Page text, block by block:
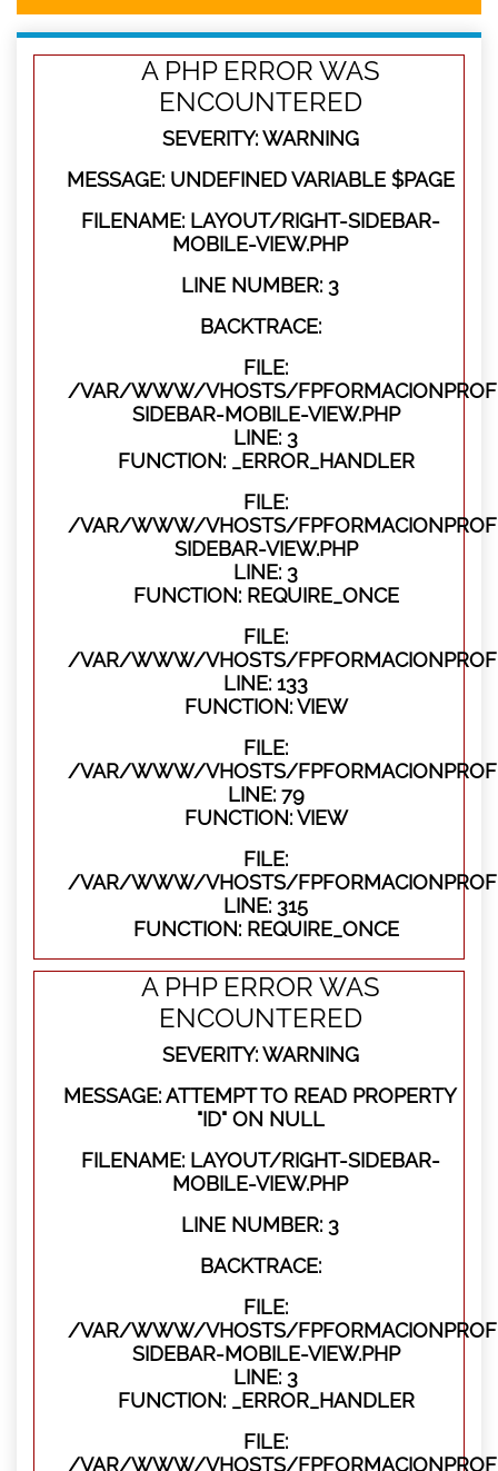
A PHP ERROR WAS
ENCOUNTERED
SEVERITY: WARNING
MESSAGE: UNDEFINED VARIABLE $PAGE
FILENAME: LAYOUT/RIGHT-SIDEBAR-
MOBILE-VIEW.PHP
LINE NUMBER: 3
BACKTRACE:
FILE:
/VAR/WWW/VHOSTS/
SIDEBAR-MOBILE-VIEW.PHP
LINE: 3
FUNCTION: _ERROR_HANDLER
FILE:
/VAR/WWW/VHOSTS/
SIDEBAR-VIEW.PHP
LINE: 3
FUNCTION: REQUIRE_ONCE
FILE:
/VAR/WWW/VHOSTS/
LINE: 133
FUNCTION: VIEW
FILE:
/VAR/WWW/VHOSTS/
LINE: 79
FUNCTION: VIEW
FILE:
/VAR/WWW/VHOSTS/
LINE: 315
FUNCTION: REQUIRE_ONCE
A PHP ERROR WAS
ENCOUNTERED
SEVERITY: WARNING
MESSAGE: ATTEMPT TO READ PROPERTY
"ID" ON NULL
FILENAME: LAYOUT/RIGHT-SIDEBAR-
MOBILE-VIEW.PHP
LINE NUMBER: 3
BACKTRACE:
FILE:
/VAR/WWW/VHOSTS/
SIDEBAR-MOBILE-VIEW.PHP
LINE: 3
FUNCTION: _ERROR_HANDLER
FILE:
/VAR/WWW/VHOSTS/